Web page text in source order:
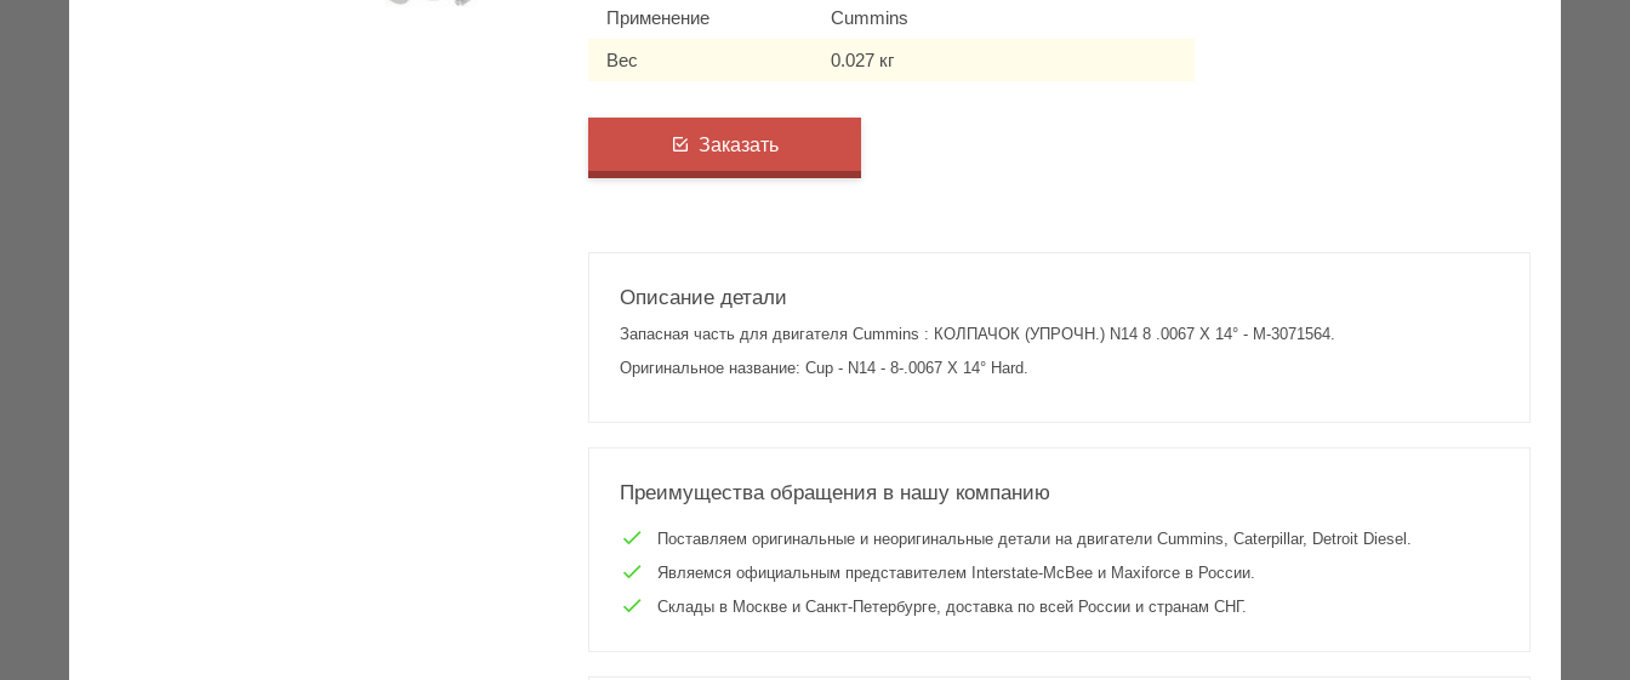
Применение Cummins
Вес 0.027 кг
Заказать
Описание детали
Запасная часть для двигателя Cummins : КОЛПАЧОК (УПРОЧН.) N14 8 .0067 X 14° - M-3071564.
Оригинальное название: Cup - N14 - 8-.0067 X 14° Hard.
Преимущества обращения в нашу компанию
Поставляем оригинальные и неоригинальные детали на двигатели Cummins, Caterpillar, Detroit Diesel.
Являемся официальным представителем Interstate-McBee и Maxiforce в России.
Склады в Москве и Санкт-Петербурге, доставка по всей России и странам СНГ.